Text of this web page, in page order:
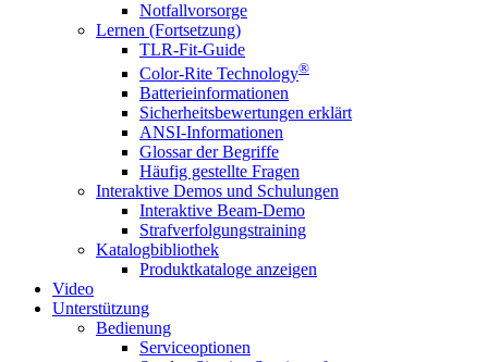
Notfallvorsorge
Lernen (Fortsetzung)
TLR-Fit-Guide
Color-Rite Technology®
Batterieinformationen
Sicherheitsbewertungen erklärt
ANSI-Informationen
Glossar der Begriffe
Häufig gestellte Fragen
Interaktive Demos und Schulungen
Interaktive Beam-Demo
Strafverfolgungstraining
Katalogbibliothek
Produktkataloge anzeigen
Video
Unterstützung
Bedienung
Serviceoptionen